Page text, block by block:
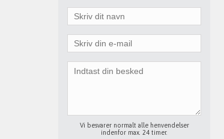
Vi besvarer normalt alle henvendelser
indenfor max. 24 timer.